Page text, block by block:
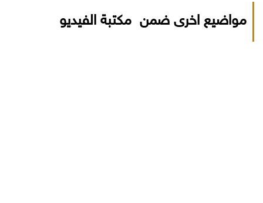
مواضيع اخرى ضمن مكتبة الفيديو